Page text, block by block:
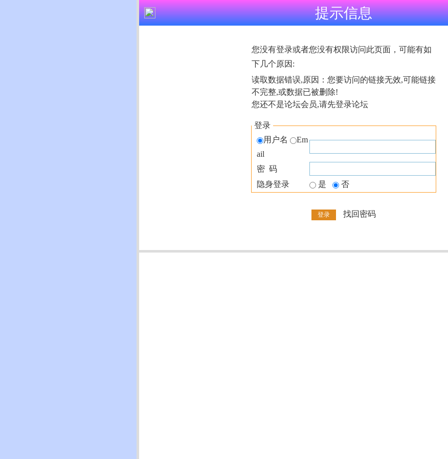
提示信息
您没有登录或者您没有权限访问此页面，可能有如
下几个原因:
读取数据错误,原因：您要访问的链接无效,可能链接
不完整,或数据已被删除!
您还不是论坛会员,请先登录论坛
登录
用户名
Em
ail
密 码
隐身登录
是 否
找回密码